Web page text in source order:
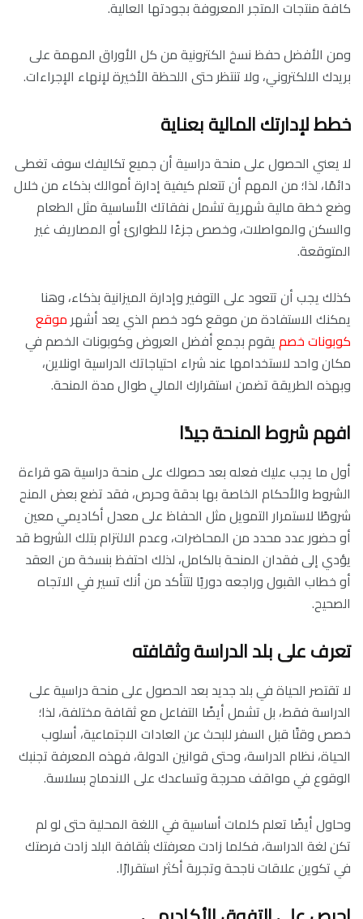
كافة منتجات المتجر المعروفة بجودتها العالية.
ومن الأفضل حفظ نسخ الكترونية من كل الأوراق المهمة على
بريدك الالكتروني، ولا تنتظر حتى اللحظة الأخيرة لإنهاء الإجراءات.
خطط لإدارتك المالية بعناية
لا يعني الحصول على منحة دراسية أن جميع تكاليفك سوف تغطى
دائمًا، لذا؛ من المهم أن تتعلم كيفية إدارة أموالك بذكاء من خلال
وضع خطة مالية شهرية تشمل نفقاتك الأساسية مثل الطعام
والسكن والمواصلات، وخصص جزءًا للطوارئ أو المصاريف غير
المتوقعة.
كذلك يجب أن تتعود على التوفير وإدارة الميزانية بذكاء، وهنا
يمكنك الاستفادة من موقع كود خصم الذي يعد أشهرموقع
كوبونات خصميقوم بجمع أفضل العروض وكوبونات الخصم في
مكان واحد لاستخدامها عند شراء احتياجاتك الدراسية اونلاين،
وبهذه الطريقة تضمن استقرارك المالي طوال مدة المنحة.
افهم شروط المنحة جيدًا
أول ما يجب عليك فعله بعد حصولك على منحة دراسية هو قراءة
الشروط والأحكام الخاصة بها بدقة وحرص، فقد تضع بعض المنح
شروطًا لاستمرار التمويل مثل الحفاظ على معدل أكاديمي معين
أو حضور عدد محدد من المحاضرات، وعدم الالتزام بتلك الشروط قد
يؤدي إلى فقدان المنحة بالكامل، لذلك احتفظ بنسخة من العقد
أو خطاب القبول وراجعه دوريًا لتتأكد من أنك تسير في الاتجاه
الصحيح.
تعرف على بلد الدراسة وثقافته
لا تقتصر الحياة في بلد جديد بعد الحصول على منحة دراسية على
الدراسة فقط، بل تشمل أيضًا التفاعل مع ثقافة مختلفة، لذا؛
خصص وقتًا قبل السفر للبحث عن العادات الاجتماعية، أسلوب
الحياة، نظام الدراسة، وحتى قوانين الدولة، فهذه المعرفة تجنبك
الوقوع في مواقف محرجة وتساعدك على الاندماج بسلاسة.
وحاول أيضًا تعلم كلمات أساسية في اللغة المحلية حتى لو لم
تكن لغة الدراسة، فكلما زادت معرفتك بثقافة البلد زادت فرصتك
في تكوين علاقات ناجحة وتجربة أكثر استقرارًا.